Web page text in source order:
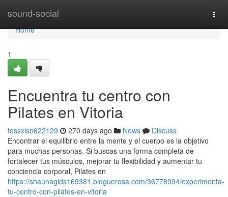
sound-social
Home
Home
1
Encuentra tu centro con
Pilates en Vitoria
tessxisn622129 270 days ago News
Discuss
Encontrar el equilibrio entre la mente y el cuerpo es la objetivo
para muchas personas. Si buscas una forma completa de
fortalecer tus músculos, mejorar tu flexibilidad y aumentar tu
conciencia corporal, Pilates en
https://shaunagids169381.bloguerosa.com/36778994/experimenta-
tu-centro-con-pilates-en-vitoria